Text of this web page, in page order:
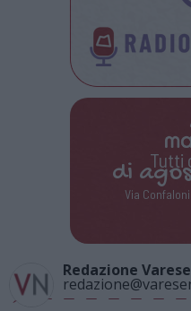
Tutti
di
Via
Redazione